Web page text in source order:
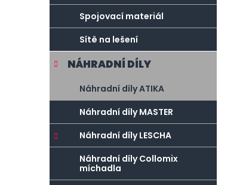
Spojovací materiál
Sítě na lešení
NÁHRADNÍ DÍLY
Náhradní díly ATIKA
Náhradní díly MASTER
Náhradní díly LESCHA
Náhradní díly Collomix
míchadla